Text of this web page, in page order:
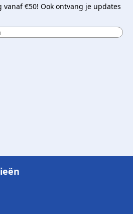
€50! Ook ontvang je updates